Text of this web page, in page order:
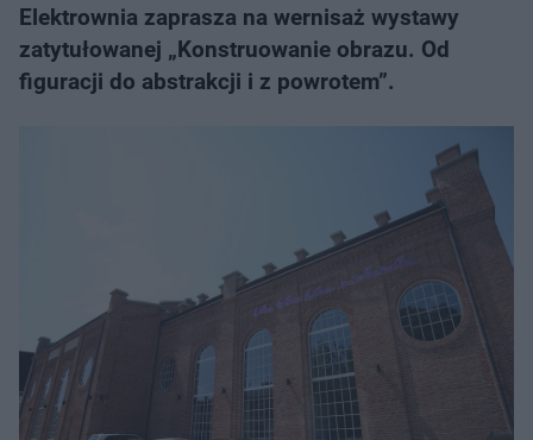
Elektrownia zaprasza na wernisaż wystawy
zatytułowanej „Konstruowanie obrazu. Od
figuracji do abstrakcji i z powrotem”.